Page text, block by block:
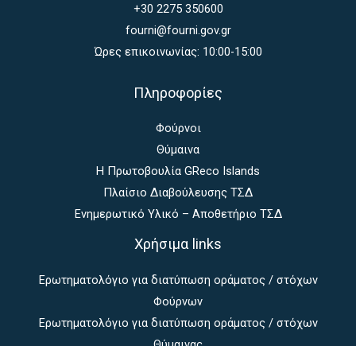
+30 2275 350600
fourni@fourni.gov.gr
Ώρες επικοινωνίας: 10:00-15:00
Πληροφορίες
Φούρνοι
Θύμαινα
Η Πρωτοβουλία GReco Islands
Πλαίσιο Διαβούλευσης ΤΣΔ
Ενημερωτικό Υλικό – Αποθετήριο ΤΣΔ
Χρήσιμα links
Ερωτηματολόγιο για διατύπωση οράματος / στόχων
Φούρνων
Ερωτηματολόγιο για διατύπωση οράματος / στόχων